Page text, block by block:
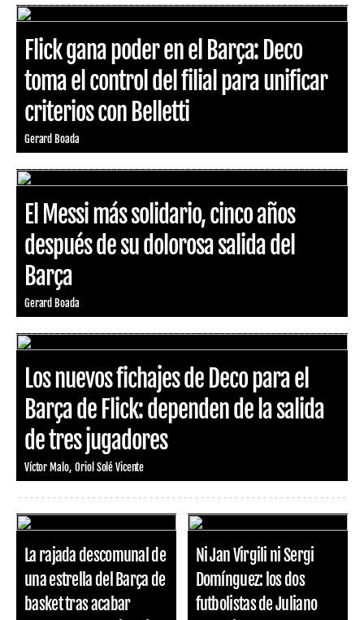
Flick gana poder en el Barça: Deco
toma el control del filial para unificar
criterios con Belletti
Gerard Boada
El Messi más solidario, cinco años
después de su dolorosa salida del
Barça
Gerard Boada
Los nuevos fichajes de Deco para el
Barça de Flick: dependen de la salida
de tres jugadores
Víctor Malo Oriol Solé Vicente
La rajada descomunal de
una estrella del Barça de
basket tras acabar
Ni Jan Virgili ni Sergi
Domínguez: los dos
futbolistas de Juliano